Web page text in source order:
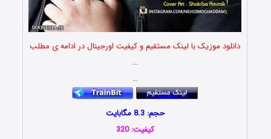
دانلود موزیک با لینک مستقیم و کیفیت اورجینال در ادامه ی مطلب
…
…
حجم: 8.3 مگابایت
کیفیت: 320